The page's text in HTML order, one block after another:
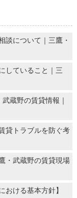
談について｜三鷹・
していること｜三
蔵野の賃貸情報｜
貸トラブルを防ぐ考
・武蔵野の賃貸現場
おける基本方針】